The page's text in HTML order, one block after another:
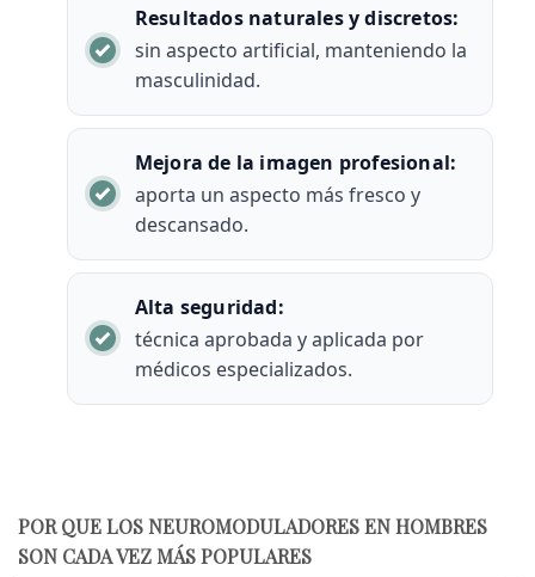
Resultados naturales y discretos:
sin aspecto artificial, manteniendo la
masculinidad.
Mejora de la imagen profesional:
aporta un aspecto más fresco y
descansado.
Alta seguridad:
técnica aprobada y aplicada por
médicos especializados.
POR QUE LOS NEUROMODULADORES EN HOMBRES
SON CADA VEZ MÁS POPULARES